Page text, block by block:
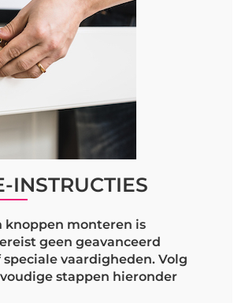
INSTRUCTIES
knoppen monteren is
geen geavanceerd
vaardigheden. Volg
stappen hieronder